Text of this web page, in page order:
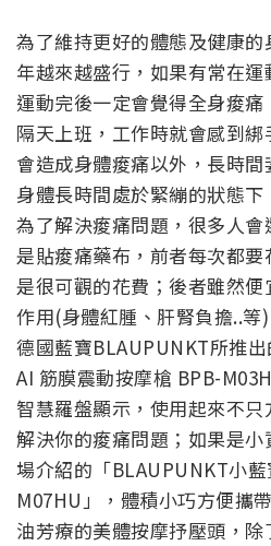
為了維持更好的體態及健康
年越來越盛行，如果有常在
運動完後一定會覺得全身痠
隔天上班，工作時就會感到
會造成身體痠痛以外，長時間
身體長時間處於緊繃的狀態下
為了解決痠痛問題，很多人
是貼痠痛藥布，前者每次都
是很可觀的花費；後者雖然
作用(身體紅腫、肝腎負擔..等
德國藍寶BLAUPUNKT所推
AI 筋膜震動按摩槍 BPB-
智慧羅盤顯示，使用起來不
解決你的痠痛問題；如果是
場介紹的「BLAUPUNKT小
M07HU」，體積小巧方便攜
油芳療的美體按摩抒壓頭，